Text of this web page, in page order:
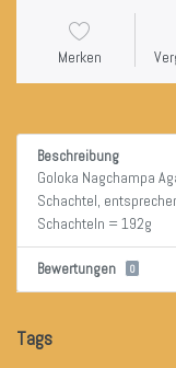
Merken
Beschreibung
Goloka Nagchampa
Schachtel,
Schachteln = 192g
Bewertungen 0
Tags